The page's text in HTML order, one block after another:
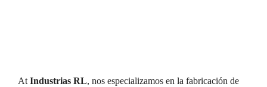
At Industrias RL, nos especializamos en la fabricación de